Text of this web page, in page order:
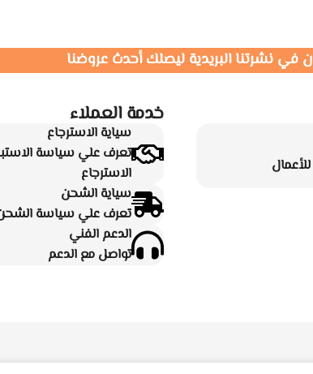
في نشرتنا البريدية ليصلك أحدث عروضنا
خدمة العملاء
سياية الاسترجاع
تعرف علي سياسة
الاسترجاع
سياية الشحن
تعرف علي سياسة الشحن
الدعم الفني
تواصل مع الدعم